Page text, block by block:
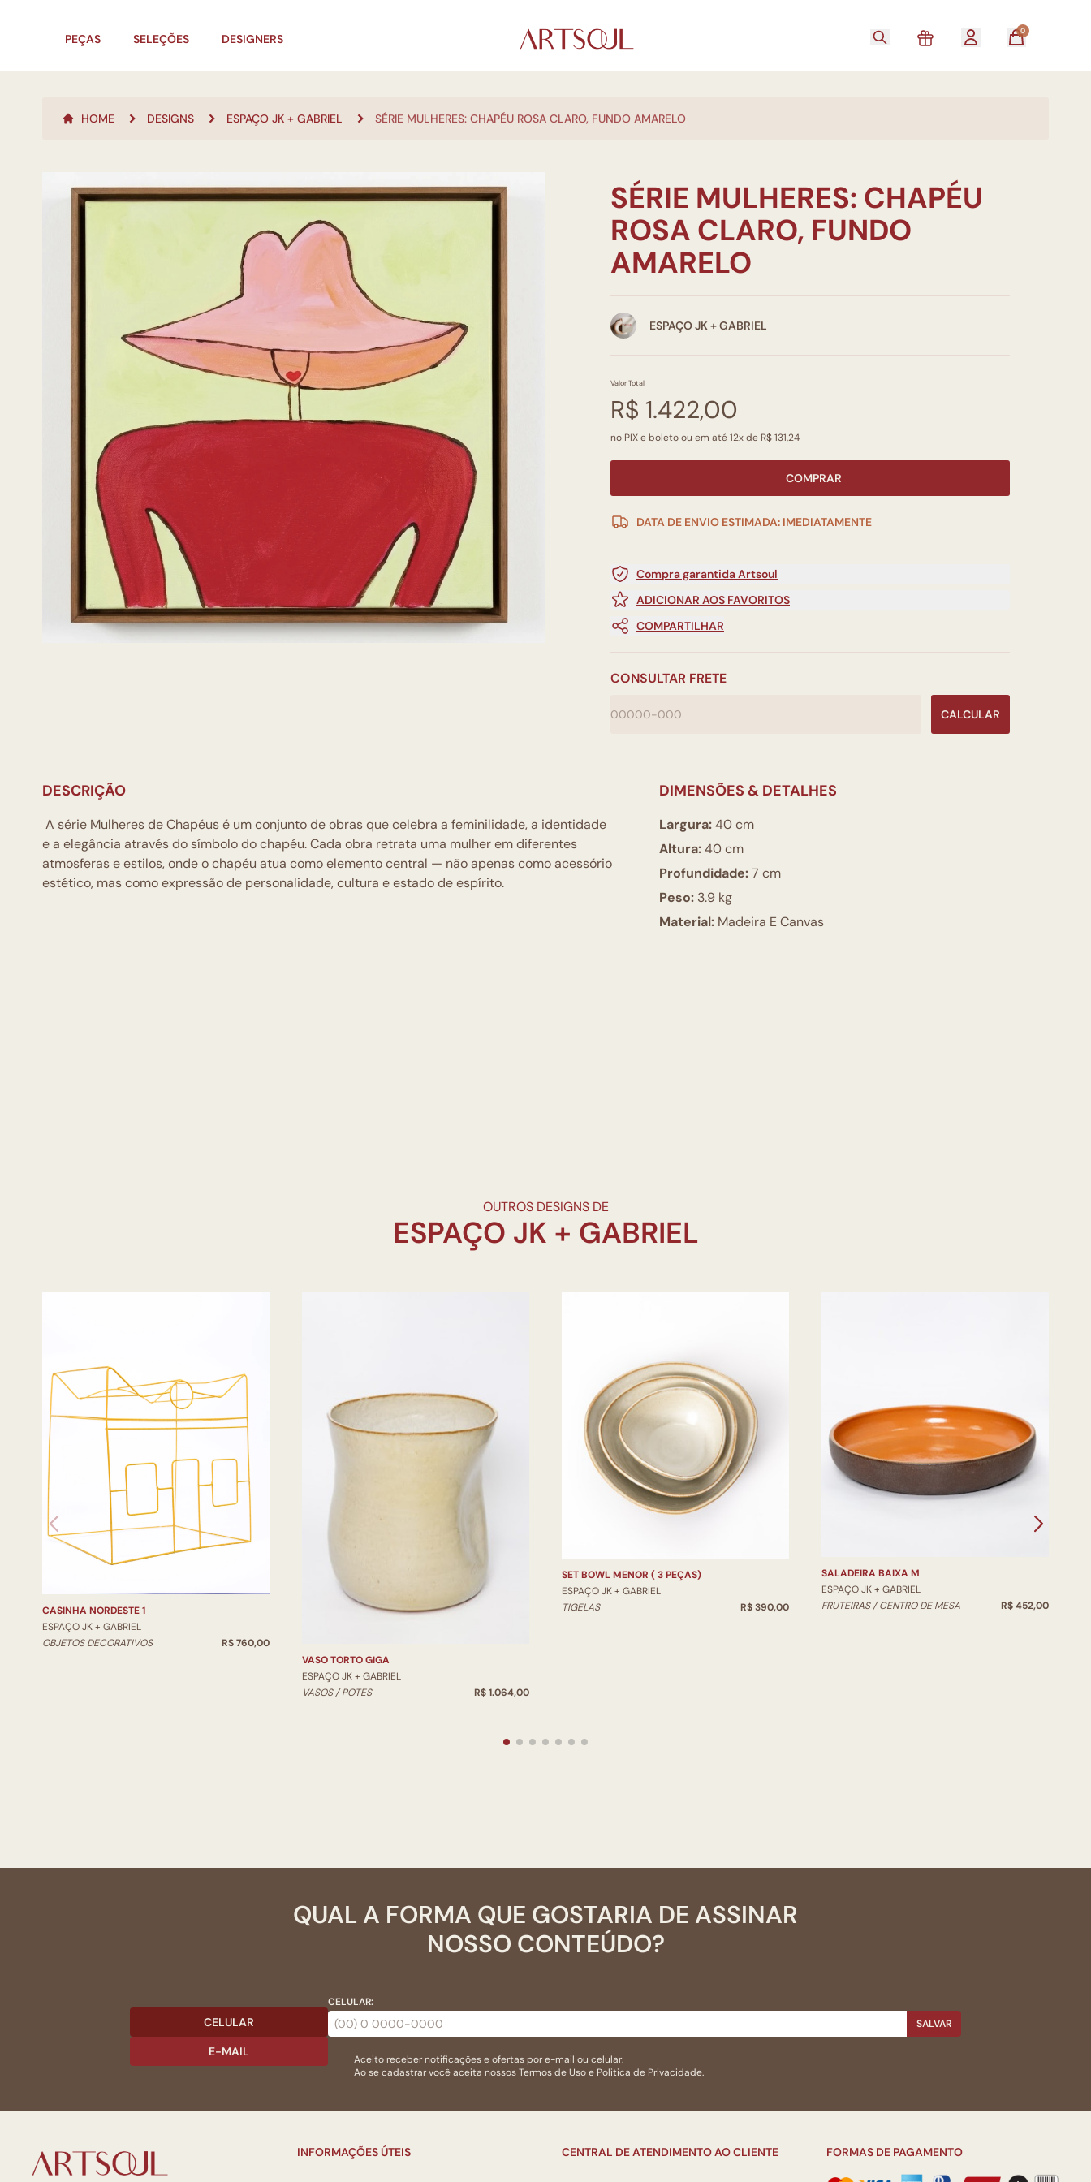
PEÇAS SELEÇÕES DESIGNERS
0
HOME DESIGNS ESPAÇO JK + GABRIEL SÉRIE MULHERES: CHAPÉU ROSA CLARO, FUNDO AMARELO
SÉRIE MULHERES: CHAPÉU
ROSA CLARO, FUNDO
AMARELO
ESPAÇO JK + GABRIEL
Valor Total
R$ 1.422,00
no PIX e boleto ou em até 12x de R$ 131,24
COMPRAR
DATA DE ENVIO ESTIMADA: IMEDIATAMENTE
Compra garantida Artsoul
ADICIONAR AOS FAVORITOS
COMPARTILHAR
CONSULTAR FRETE
CALCULAR
DESCRIÇÃO
A série Mulheres de Chapéus é um conjunto de obras que celebra a feminilidade, a identidade
e a elegância através do símbolo do chapéu. Cada obra retrata uma mulher em diferentes
atmosferas e estilos, onde o chapéu atua como elemento central — não apenas como acessório
estético, mas como expressão de personalidade, cultura e estado de espírito.
DIMENSÕES & DETALHES
Largura:40 cm
Altura:40 cm
Profundidade:7 cm
Peso: 3.9 kg
Material: Madeira E Canvas
OUTROS DESIGNS DE
CASINHA NORDESTE 1
ESPAÇO JK + GABRIEL
OBJETOS DECORATIVOS
R$ 760,00
VASO TORTO GIGA
ESPAÇO JK + GABRIEL
VASOS / POTES
R$ 1.064,00
SET BOWL MENOR ( 3 PEÇAS)
ESPAÇO JK + GABRIEL
TIGELAS
R$ 390,00
SALADEIRA BAIXA M
ESPAÇO JK + GABRIEL
FRUTEIRAS / CENTRO DE MESA
R$ 452,00
QUAL A FORMA QUE GOSTARIA DE ASSINAR
NOSSO CONTEÚDO?
CELULAR
E-MAIL
CELULAR:
SALVAR
Aceito receber notificações e ofertas por e-mail ou celular.
Ao se cadastrar você aceita nossosTermos de Usoe Politica de Privacidade.
INFORMAÇÕES ÚTEIS CENTRAL DE ATENDIMENTO AO CLIENTE FORMAS DE PAGAMENTO